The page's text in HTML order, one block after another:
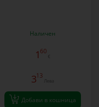
Наличен
1 60
€
313
Лева
Добави в кошница